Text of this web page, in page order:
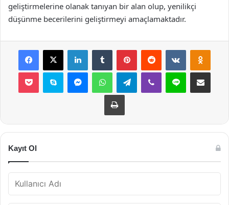
geliştirmelerine olanak tanıyan bir alan olup, yenilikçi
düşünme becerilerini geliştirmeyi amaçlamaktadır.
Facebook
X LinkedInTumblr PinterestReddit VKontakte
Pocket Skype MessengerWhatsAppTelegramViber Line E-Posta ile
Yazdır
Kayıt Ol